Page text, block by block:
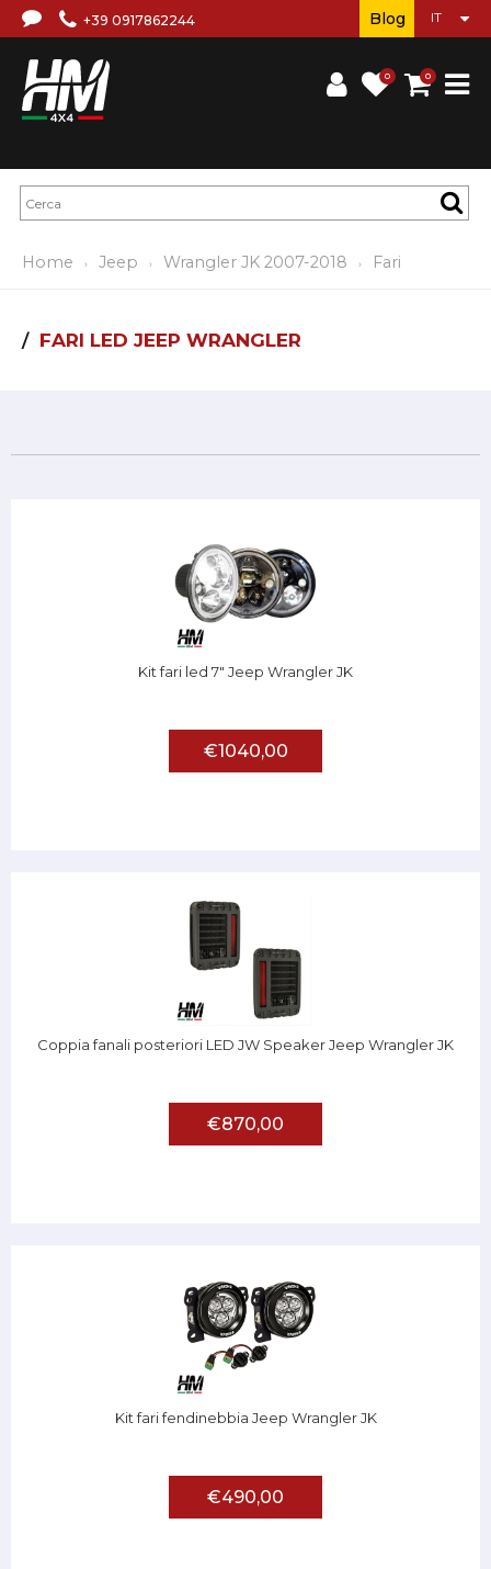
+39 0917862244
0 0
Blog
Home Jeep Wrangler JK 2007-2018 Fari
FARI LED JEEP WRANGLER
Kit fari led 7" Jeep Wrangler JK
€1040,00
Coppia fanali posteriori LED JW Speaker Jeep Wrangler JK
€870,00
Kit fari fendinebbia Jeep Wrangler JK
€490,00